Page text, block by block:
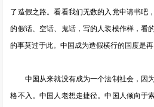
了造假之路。看看我们无数的入党申请书吧
的假话、空话、鬼话，写的人装模作样，看
的事莫过于此。中国成为造假横行的国度是再
中国从来就没有成为一个法制社会，因
格不入。中国人老想走捷径。中国人倾向于